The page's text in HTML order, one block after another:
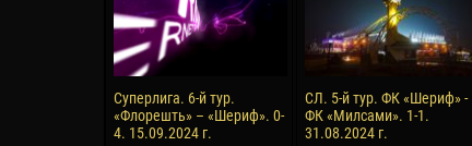
Суперлига. 6-й тур.
«Флорешть» – «Шериф». 0-
4. 15.09.2024 г.
СЛ. 5-й тур. ФК «Шериф» -
ФК «Милсами». 1-1.
31.08.2024 г.